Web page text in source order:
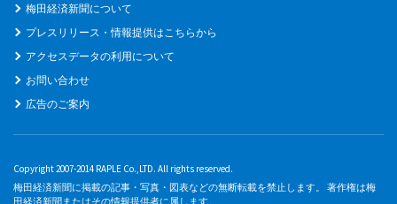
梅田経済新聞について
プレスリリース・情報提供はこちらから
アクセスデータの利用について
お問い合わせ
広告のご案内
Copyright 2007-2014 RAPLE Co.,LTD. All rights reserved.
梅田経済新聞に掲載の記事・写真・図表などの無断転載を禁止します。 著作権は梅
田経済新聞またはその情報提供者に属します。